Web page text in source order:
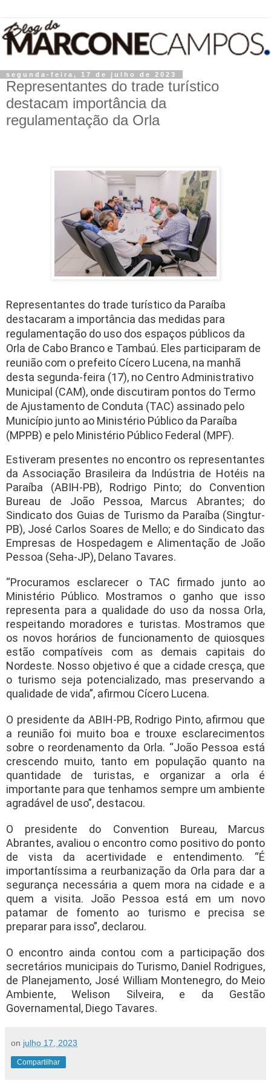
segunda-feira, 17 de julho de 2023
Representantes do trade turístico
destacam importância da
regulamentação da Orla
Representantes do trade turístico da Paraíba
destacaram a importância das medidas para
regulamentação do uso dos espaços públicos da
Orla de Cabo Branco e Tambaú. Eles participaram de
reunião com o prefeito Cícero Lucena, na manhã
desta segunda-feira (17), no Centro Administrativo
Municipal (CAM), onde discutiram pontos do Termo
de Ajustamento de Conduta (TAC) assinado pelo
Município junto ao Ministério Público da Paraíba
(MPPB) e pelo Ministério Público Federal (MPF).
Estiveram presentes no encontro os representantes
da Associação Brasileira da Indústria de Hotéis na
Paraíba (ABIH-PB), Rodrigo Pinto; do Convention
Bureau de João Pessoa, Marcus Abrantes; do
Sindicato dos Guias de Turismo da Paraíba (Singtur-
PB), José Carlos Soares de Mello; e do Sindicato das
Empresas de Hospedagem e Alimentação de João
Pessoa (Seha-JP), Delano Tavares.
“Procuramos esclarecer o TAC firmado junto ao
Ministério Público. Mostramos o ganho que isso
representa para a qualidade do uso da nossa Orla,
respeitando moradores e turistas. Mostramos que
os novos horários de funcionamento de quiosques
estão compatíveis com as demais capitais do
Nordeste. Nosso objetivo é que a cidade cresça, que
o turismo seja potencializado, mas preservando a
qualidade de vida”, afirmou Cícero Lucena.
O presidente da ABIH-PB, Rodrigo Pinto, afirmou que
a reunião foi muito boa e trouxe esclarecimentos
sobre o reordenamento da Orla. “João Pessoa está
crescendo muito, tanto em população quanto na
quantidade de turistas, e organizar a orla é
importante para que tenhamos sempre um ambiente
agradável de uso”, destacou.
O presidente do Convention Bureau, Marcus
Abrantes, avaliou o encontro como positivo do ponto
de vista da acertividade e entendimento. “É
importantíssima a reurbanização da Orla para dar a
segurança necessária a quem mora na cidade e a
quem a visita. João Pessoa está em um novo
patamar de fomento ao turismo e precisa se
preparar para isso”, declarou.
O encontro ainda contou com a participação dos
secretários municipais do Turismo, Daniel Rodrigues,
de Planejamento, José William Montenegro, do Meio
Ambiente, Welison Silveira, e da Gestão
Governamental, Diego Tavares.
on julho 17, 2023
Compartilhar